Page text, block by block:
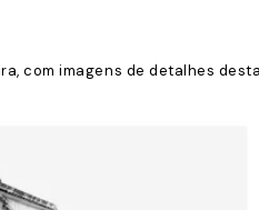
com imagens de detalhes